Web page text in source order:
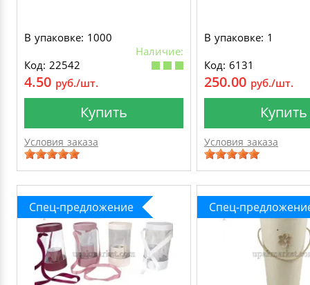
В упаковке: 1000
Наличие:
Код: 22542
4.50 руб./шт.
Купить
Условия заказа
В упаковке: 1
Код: 6131
250.00 руб./шт.
Купить
Условия заказа
Спец-предложение Спец-